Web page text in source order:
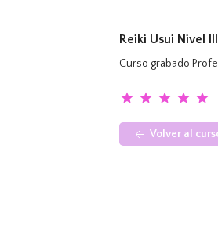
Reiki Usui Nivel
Curso grabado
star star star star star
Volver al